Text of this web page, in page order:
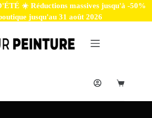
☀️ Réductions massives jusqu'à -50%
jusqu'au 31 août 2026